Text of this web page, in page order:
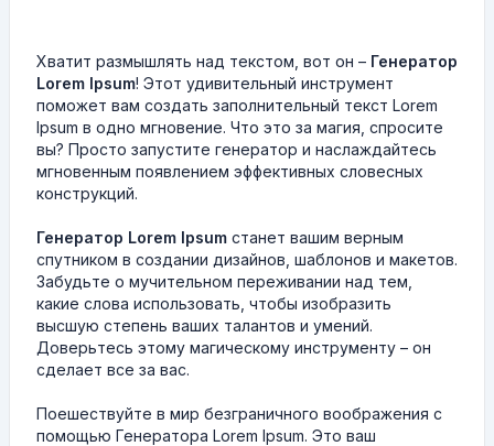
Хватит размышлять над текстом, вот он – Генератор
Lorem Ipsum! Этот удивительный инструмент
поможет вам создать заполнительный текст Lorem
Ipsum в одно мгновение. Что это за магия, спросите
вы? Просто запустите генератор и наслаждайтесь
мгновенным появлением эффективных словесных
конструкций.
Генератор Lorem Ipsum станет вашим верным
спутником в создании дизайнов, шаблонов и макетов.
Забудьте о мучительном переживании над тем,
какие слова использовать, чтобы изобразить
высшую степень ваших талантов и умений.
Доверьтесь этому магическому инструменту – он
сделает все за вас.
Поешествуйте в мир безграничного воображения с
помощью Генератора Lorem Ipsum. Это ваш